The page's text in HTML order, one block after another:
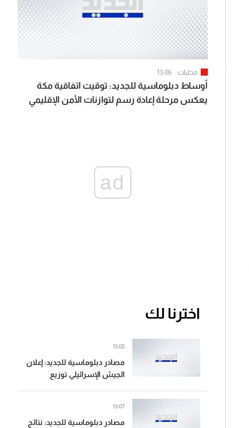
محليات 13:06
أوساط دبلوماسية للجديد: توقيت اتفاقية مكة
يعكس مرحلة إعادة رسم لتوازنات الأمن الإقليمي
ad
اخترنا لك
مصادر دبلوماسية للجديد: إعلان
الجيش الإسرائيلي توزيع
الانسحاب خلال الشهرين
المقبلين
13:08
مصادر دبلوماسية للجديد: نتائج
13:07